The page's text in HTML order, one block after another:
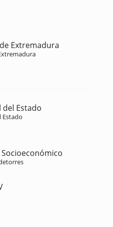
Extremadura
del Estado
Estado